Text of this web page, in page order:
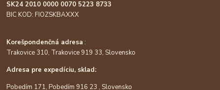
SK24 2010 0000 0070 5223 8733
BIC KOD: FIOZSKBAXXX
Korešpondenčná adresa :
Trakovice 310, Trakovice 919 33, Slovensko
Adresa pre expedíciu, sklad:
Pobedím 171, Pobedím 916 23 , Slovensko